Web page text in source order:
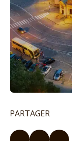
PARTAGER